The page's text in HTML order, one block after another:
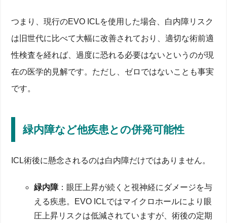
つまり、現行のEVO ICLを使用した場合、白内障リスク
は旧世代に比べて大幅に改善されており、適切な術前適
性検査を経れば、過度に恐れる必要はないというのが現
在の医学的見解です。ただし、ゼロではないことも事実
です。
緑内障など他疾患との併発可能性
ICL術後に懸念されるのは白内障だけではありません。
緑内障：眼圧上昇が続くと視神経にダメージを与
える疾患。EVO ICLではマイクロホールにより眼
圧上昇リスクは低減されていますが、術後の定期